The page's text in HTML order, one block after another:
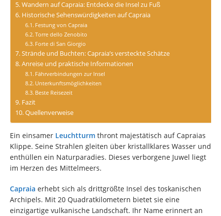
Wandern auf Capraia: Entdecke die Insel zu Fuß
Historische Sehenswürdigkeiten auf Capraia
Festung von Capraia
Torre dello Zenobito
Forte di San Giorgio
Strände und Buchten: Capraia’s versteckte Schätze
Anreise und praktische Informationen
Fährverbindungen zur Insel
Unterkunftsmöglichkeiten
Beste Reisezeit
Fazit
Quellenverweise
Ein einsamer Leuchtturm thront majestätisch auf Capraias
Klippe. Seine Strahlen gleiten über kristallklares Wasser und
enthüllen ein Naturparadies. Dieses verborgene Juwel liegt
im Herzen des Mittelmeers.
Capraia erhebt sich als drittgrößte Insel des toskanischen
Archipels. Mit 20 Quadratkilometern bietet sie eine
einzigartige vulkanische Landschaft. Ihr Name erinnert an